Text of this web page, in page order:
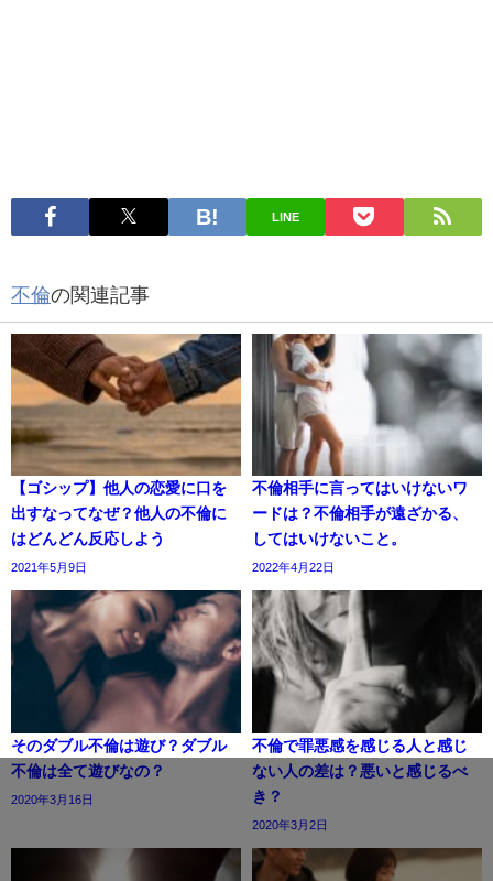
LINE
不倫の関連記事
【ゴシップ】他人の恋愛に口を
出すなってなぜ？他人の不倫に
はどんどん反応しよう
2021年5月9日
不倫相手に言ってはいけないワ
ードは？不倫相手が遠ざかる、
してはいけないこと。
2022年4月22日
そのダブル不倫は遊び？ダブル
不倫は全て遊びなの？
2020年3月16日
不倫で罪悪感を感じる人と感じ
ない人の差は？悪いと感じるべ
き？
2020年3月2日